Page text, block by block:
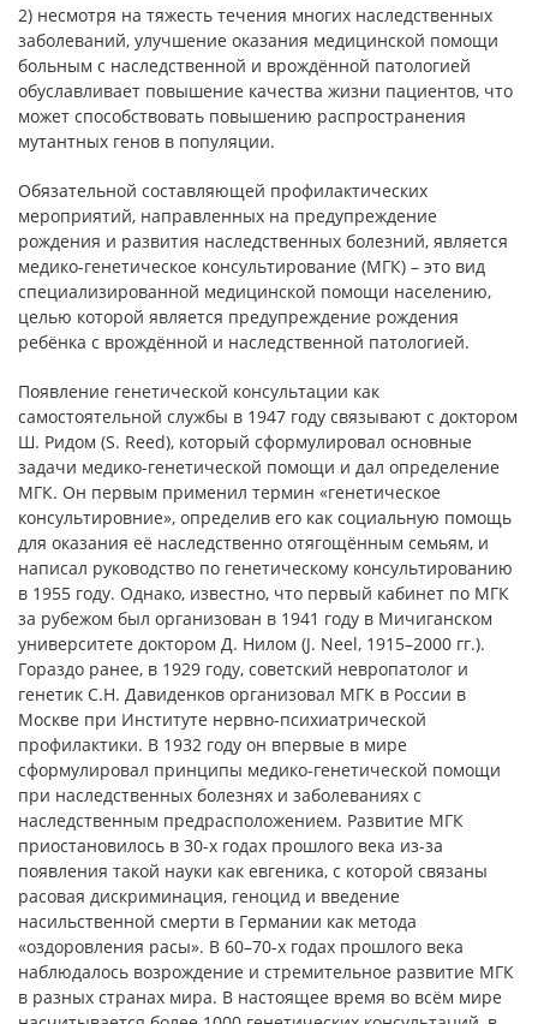
2) несмотря на тяжесть течения многих наследственных
заболеваний, улучшение оказания медицинской помощи
больным с наследственной и врождённой патологией
обуславливает повышение качества жизни пациентов, что
может способствовать повышению распространения
мутантных генов в популяции.
Обязательной составляющей профилактических
мероприятий, направленных на предупреждение
рождения и развития наследственных болезний, является
медико-генетическое консультирование (МГК) – это вид
специализированной медицинской помощи населению,
целью которой является предупреждение рождения
ребёнка с врождённой и наследственной патологией.
Появление генетической консультации как
самостоятельной службы в 1947 году связывают с доктором
Ш. Ридом (S. Reed), который сформулировал основные
задачи медико-генетической помощи и дал определение
МГК. Он первым применил термин «генетическое
консультировние», определив его как социальную помощь
для оказания её наследственно отягощённым семьям, и
написал руководство по генетическому консультированию
в 1955 году. Однако, известно, что первый кабинет по МГК
за рубежом был организован в 1941 году в Мичиганском
университете доктором Д. Нилом (J. Neel, 1915–2000 гг.).
Гораздо ранее, в 1929 году, советский невропатолог и
генетик С.Н. Давиденков организовал МГК в России в
Москве при Институте нервно-психиатрической
профилактики. В 1932 году он впервые в мире
сформулировал принципы медико-генетической помощи
при наследственных болезнях и заболеваниях с
наследственным предрасположением. Развитие МГК
приостановилось в 30-х годах прошлого века из-за
появления такой науки как евгеника, с которой связаны
расовая дискриминация, геноцид и введение
насильственной смерти в Германии как метода
«оздоровления расы». В 60–70-х годах прошлого века
наблюдалось возрождение и стремительное развитие МГК
в разных странах мира. В настоящее время во всём мире